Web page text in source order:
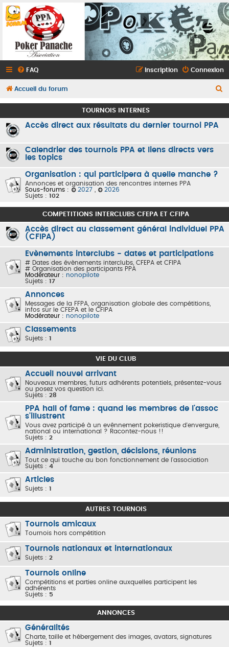
FAQ Connexion
Inscription
Accueil du forum
e
c
r
TOURNOIS INTERNES
Accès direct aux résultats du dernier tournoi PPA
Calendrier des tournois PPA et liens directs vers
les topics
Organisation : qui participera à quelle manche ?
Annonces et organisation des rencontres internes PPA
Sous-forums :
2027 ,
2026
Sujets : 102
COMPETITIONS INTERCLUBS CFEPA ET CFIPA
Accès direct au classement général individuel PPA
(CFIPA)
Evènements interclubs - dates et participations
# Dates des évènements interclubs, CFEPA et CFIPA
# Organisation des participants PPA
Modérateur : nonopilote
Sujets : 17
Annonces
Messages de la FFPA, organisation globale des compétitions,
infos sur le CFEPA et le CFIPA
Modérateur : nonopilote
Classements
Sujets : 1
VIE DU CLUB
Accueil nouvel arrivant
Nouveaux membres, futurs adhérents potentiels, présentez-vous
ou posez vos question ici.
Sujets : 28
PPA hall of fame : quand les membres de l'assoc
s'illustrent
Vous avez participé à un evênnement pokeristique d'envergure,
national ou international ? Racontez-nous !!
Sujets : 2
Administration, gestion, décisions, réunions
Tout ce qui touche au bon fonctionnement de l'association
Sujets : 4
Articles
Sujets : 1
AUTRES TOURNOIS
Tournois amicaux
Tournois hors compétition
Tournois nationaux et internationaux
Sujets : 2
Tournois online
Compétitions et parties online auxquelles participent les
adhérents
Sujets : 5
ANNONCES
Généralités
Charte, taille et hébergement des images, avatars, signatures
Sujets : 1